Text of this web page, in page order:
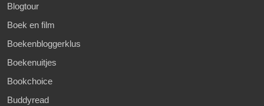
Blogtour
Boek en film
Boekenbloggerklus
Boekenuitjes
Bookchoice
Buddyread